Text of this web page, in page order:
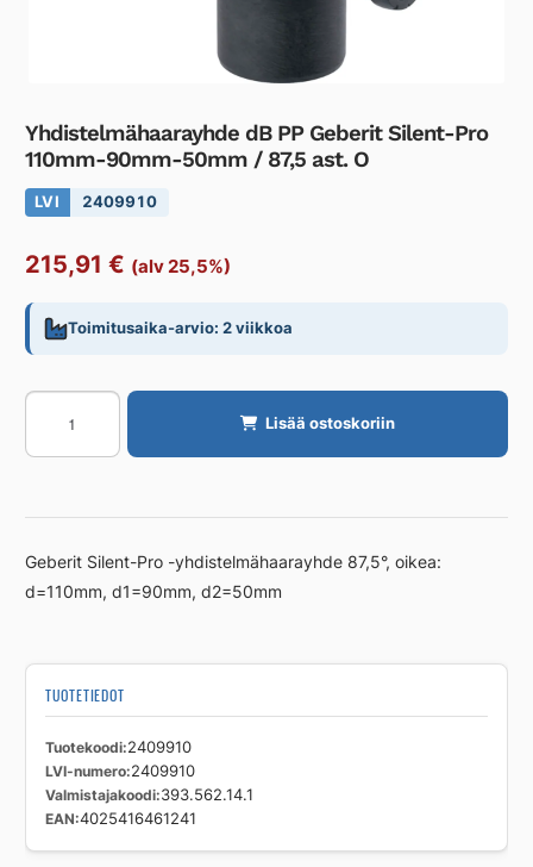
Yhdistelmähaarayhde dB PP Geberit Silent-Pro
110mm-90mm-50mm / 87,5 ast. O
LVI 2409910
215,91 € (alv 25,5%)
Toimitusaika-arvio: 2 viikkoa
Yhdistelmähaarayhde
PP
Silent-
110mm-
90mm-
ast.
määrä
Lisää ostoskoriin
Geberit Silent-Pro -yhdistelmähaarayhde 87,5°, oikea:
d=110mm, d1=90mm, d2=50mm
TUOTETIEDOT
Tuotekoodi 2409910
LVI-numero 2409910
Valmistajakoodi 393.562.14.1
EAN 4025416461241